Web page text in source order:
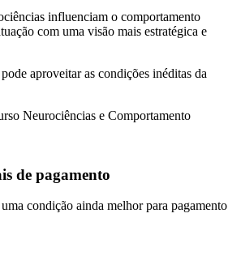
influenciam o comportamento
com uma visão mais estratégica e
aproveitar as condições inéditas da
Neurociências e Comportamento
de pagamento
condição ainda melhor para pagamento